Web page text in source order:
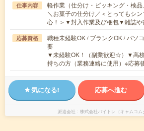
仕事内容
軽作業（仕分け・ピッキング・検品
＼お菓子の仕分け／＜とってもシ
心！＞▼封入作業及び梱包▼雑誌
応募資格
職種未経験OK / ブランクOK / パソ
要
▼未経験OK！（副業歓迎☆）▼高
持ちの方（業務連絡に使用）※応募
気になる! 応募へ進む
派遣会社 株式会社バイトレ（キャムコム